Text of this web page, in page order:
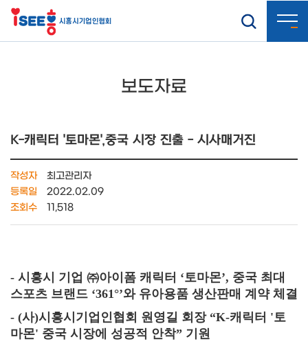
보도자료
K-캐릭터 '토마몬',중국 시장 진출 - 시사매거진
작성자
최고관리자
등록일
2022.02.09
조회수
11,518
- 시흥시 기업 ㈜아이폼 캐릭터 ‘토마몬’, 중국 최대
스포츠 브랜드 ‘361°’와 유아용품 생산판매 계약 체결
- (사)시흥시기업인협회 원영길 회장 “K-캐릭터 '토
마몬' 중국 시장에 성공적 안착” 기원